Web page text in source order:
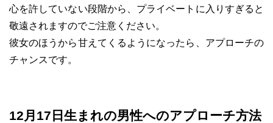
心を許していない段階から、プライベートに入りすぎると
敬遠されますのでご注意ください。
彼女のほうから甘えてくるようになったら、アプローチの
チャンスです。
12月17日生まれの男性へのアプローチ方法